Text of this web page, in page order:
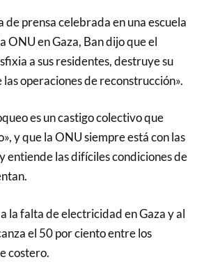
de prensa celebrada en una escuela
ONU en Gaza, Ban dijo que el
a sus residentes, destruye su
operaciones de reconstrucción».
es un castigo colectivo que
y que la ONU siempre está con las
entiende las difíciles condiciones de
la falta de electricidad en Gaza y al
el 50 por ciento entre los
costero.